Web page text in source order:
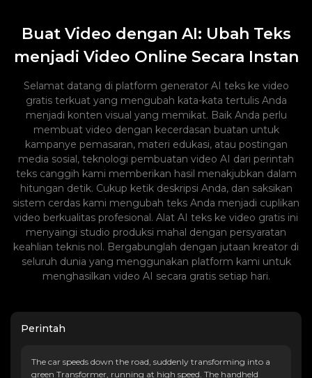
Buat Video dengan AI: Ubah Teks
menjadi Video Online Secara Instan
Selamat datang di platform generator AI teks ke video
gratis terkuat yang mengubah kata-kata tertulis Anda
menjadi konten visual yang memikat. Baik Anda perlu
membuat video dengan kecerdasan buatan untuk
kampanye pemasaran, materi edukasi, atau postingan
media sosial, teknologi pembuatan video AI dari perintah
teks canggih kami memberikan hasil menakjubkan dalam
hitungan detik. Cukup ketik deskripsi Anda, dan saksikan
sistem cerdas kami mengubah teks Anda menjadi cuplikan
video berkualitas profesional. Alat AI teks ke video gratis ini
menyaingi studio produksi mahal dengan persyaratan
keahlian teknis nol. Bergabunglah dengan jutaan kreator di
seluruh dunia yang menggunakan platform kami untuk
menghasilkan video AI secara gratis setiap hari.
Perintah
The car speeds down the road, suddenly transforming into a
green Transformer, running at high speed. The handheld